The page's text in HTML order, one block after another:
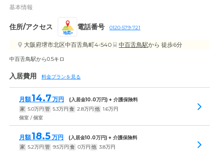
基本情報
住所/アクセス
地図
電話番号 0120-579-721
大阪府堺市北区中百舌鳥町4-540 中百舌鳥駅から 徒歩6分
中百舌鳥駅から0.5キロ
入居費用 料金プランを見る
月額14.7万円 (入居金10.0万円) + 介護保険料
家 5.0万円 管 5.3万円 食 2.8万円 他 1.6万円
個室 / 個室
月額18.5 万円 (入居金10.0万円) + 介護保険料
家 5.2万円 管 9.5万円 食 0万円 他 3.8万円